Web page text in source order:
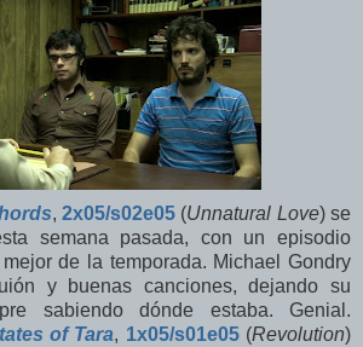
,2x05/s02e05 (Unnatural Love) se
semana pasada, con un episodio
de la temporada. Michael Gondry
y buenas canciones, dejando su
sabiendo dónde estaba. Genial.
of Tara, 1x05/s01e05(Revolution)